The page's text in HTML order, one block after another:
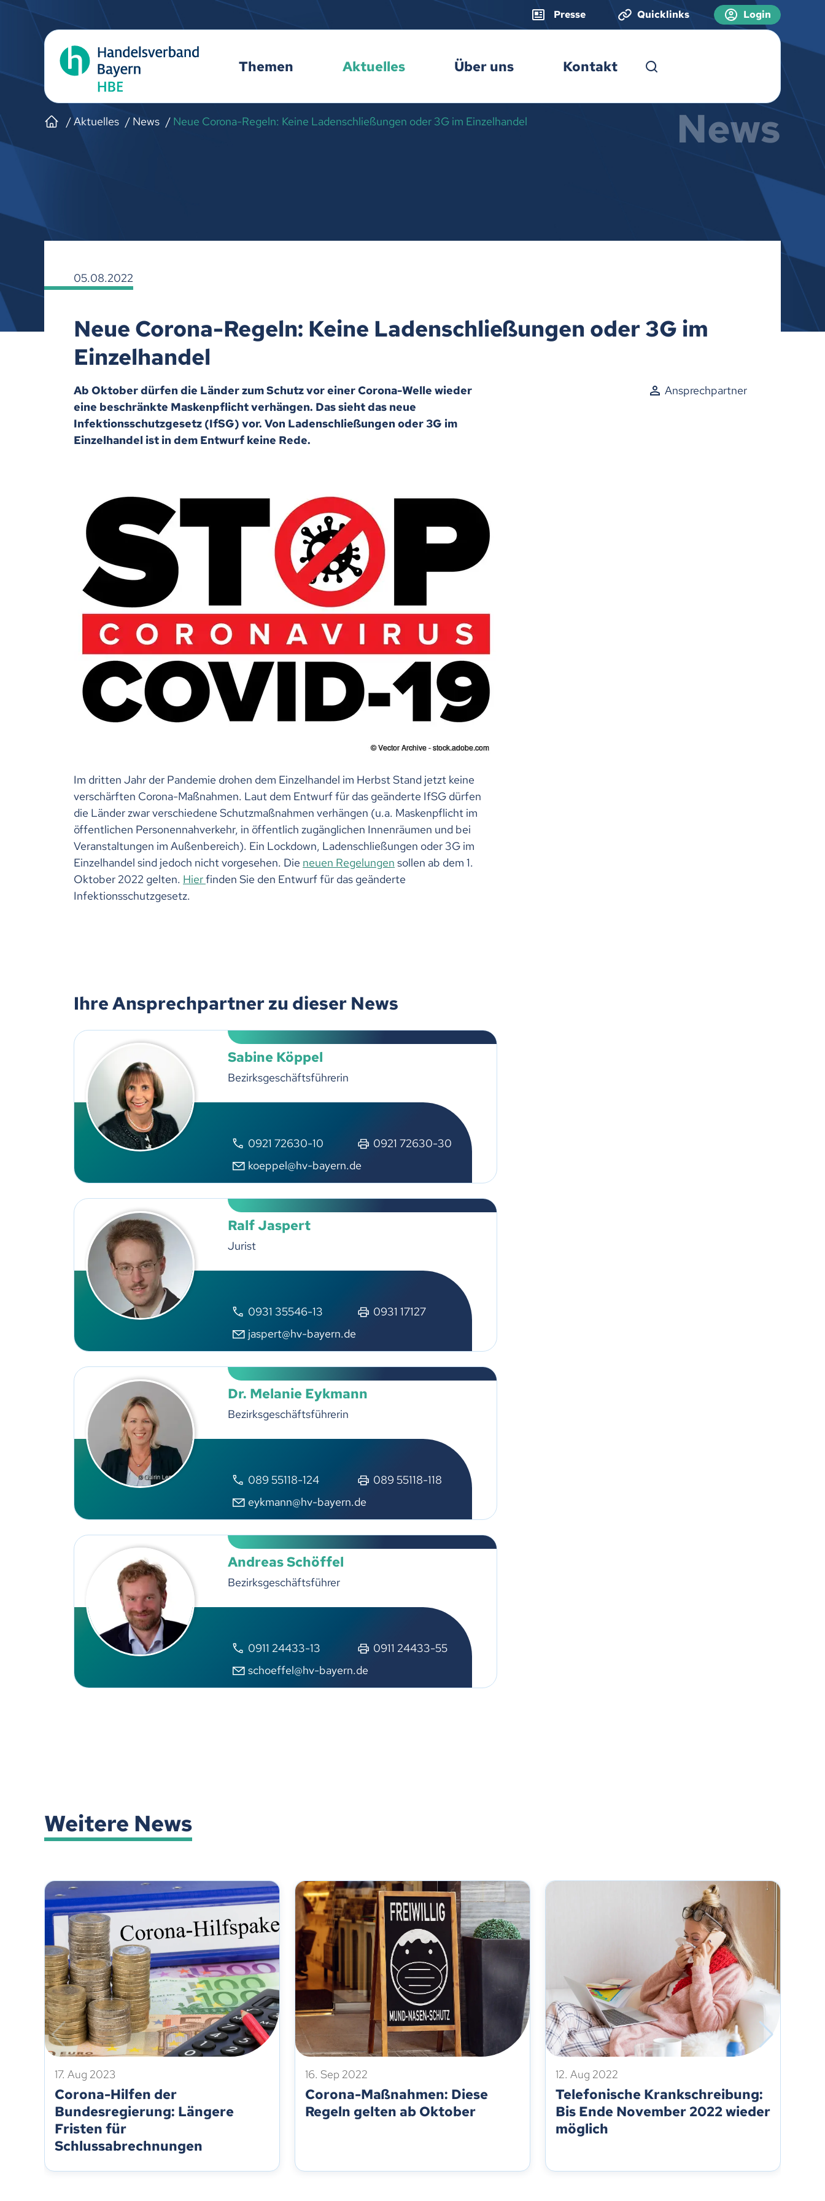
Presse Quicklinks Login
Themen Aktuelles Über uns Kontakt
Aktuelles News Neue Corona-Regeln: Keine Ladenschließungen oder 3G im Einzelhandel News
05.08.2022
Neue Corona-Regeln: Keine Ladenschließungen oder 3G im
Einzelhandel
Ab Oktober dürfen die Länder zum Schutz vor einer Corona-Welle wieder
eine beschränkte Maskenpflicht verhängen. Das sieht das neue
Infektionsschutzgesetz (IfSG) vor. Von Ladenschließungen oder 3G im
Einzelhandel ist in dem Entwurf keine Rede.
Ansprechpartner
Im dritten Jahr der Pandemie drohen dem Einzelhandel im Herbst Stand jetzt keine
verschärften Corona-Maßnahmen. Laut dem Entwurf für das geänderte IfSG dürfen
die Länder zwar verschiedene Schutzmaßnahmen verhängen (u.a. Maskenpflicht im
öffentlichen Personennahverkehr, in öffentlich zugänglichen Innenräumen und bei
Veranstaltungen im Außenbereich). Ein Lockdown, Ladenschließungen oder 3G im
Einzelhandel sind jedoch nicht vorgesehen. Die neuen Regelungen sollen ab dem 1.
Oktober 2022 gelten. Hierfinden Sie den Entwurf für das geänderte
Infektionsschutzgesetz.
Ihre Ansprechpartner zu dieser News
Sabine Köppel
Bezirksgeschäftsführerin
0921 72630-10
0921 72630-30
k
pp l hv-b y rn d
Ralf Jaspert
Jurist
0931 35546-13
0931 17127
j sp rt hv-b y rn d
Dr. Melanie Eykmann
Bezirksgeschäftsführerin
089 55118-124
089 55118-118
ykm nn hv-b y rn d
Andreas Schöffel
Bezirksgeschäftsführer
0911 24433-13
0911 24433-55
sch
ff l hv-b y rn d
Weitere News
17. Aug 2023
Corona-Hilfen der
Bundesregierung: Längere
Fristen für
Schlussabrechnungen
16. Sep 2022
Corona-Maßnahmen: Diese
Regeln gelten ab Oktober
12. Aug 2022
Telefonische Krankschreibung:
Bis Ende November 2022 wieder
möglich